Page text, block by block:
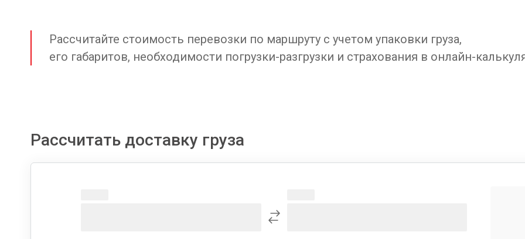
Рассчитайте стоимость перевозки по маршруту с учетом упаковки груза,
его габаритов, необходимости погрузки-разгрузки и страхования в онлайн-
Рассчитать доставку груза